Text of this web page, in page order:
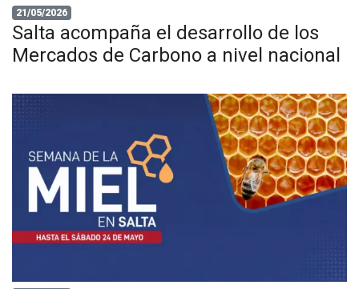
21/05/2026
Salta acompaña el desarrollo de los
Mercados de Carbono a nivel nacional